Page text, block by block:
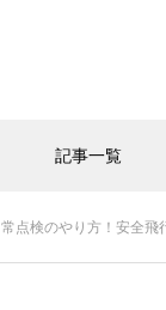
記事一覧
常点検のやり方！安全